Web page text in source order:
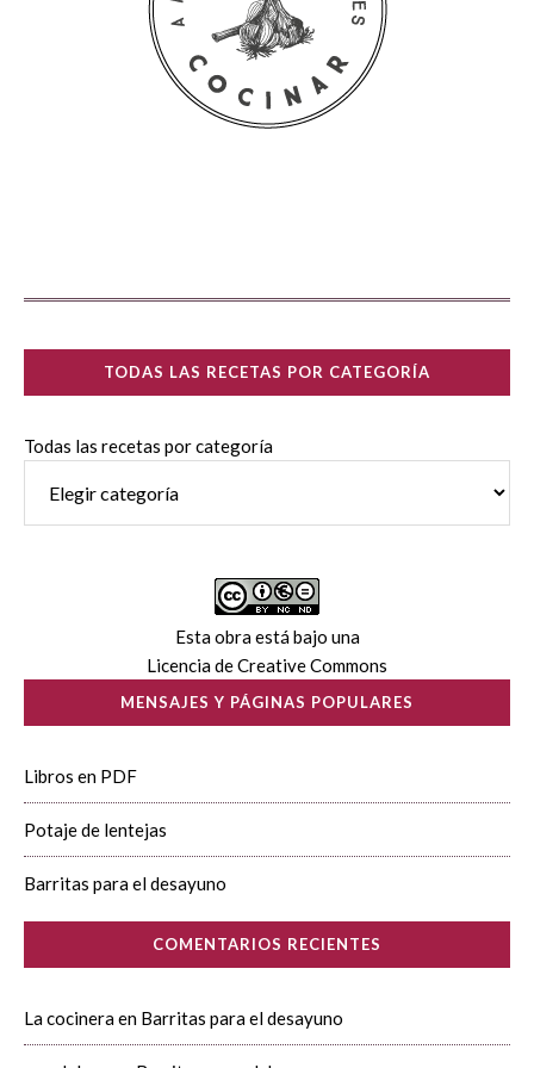
TODAS LAS RECETAS POR CATEGORÍA
Todas las recetas por categoría
Esta obra está bajo una
Licencia de Creative Commons
MENSAJES Y PÁGINAS POPULARES
Libros en PDF
Potaje de lentejas
Barritas para el desayuno
COMENTARIOS RECIENTES
La cocineraen Barritas para el desayuno